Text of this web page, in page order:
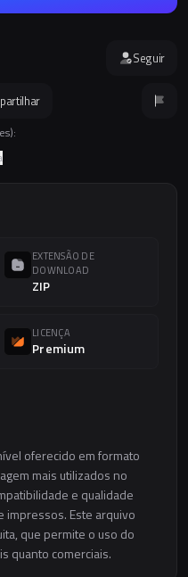
EXTENSÃO DE
DOWNLOAD
ZIP
LICENÇA
Premium
oferecido em formato
mais utilizados no
e qualidade
impressos. Este arquivo
que permite o uso do
quanto comerciais.
Seguir